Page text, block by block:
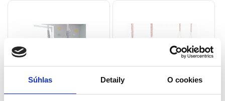
Súhlas Detaily O cookies